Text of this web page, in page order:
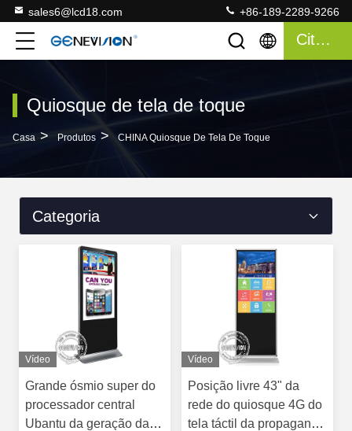
sales6@lcd18.com +86-189-2289-9266
Citações
Quiosque de tela de toque
Casa > Produtos > CHINA Quiosque De Tela De Toque
Categoria
Vídeo
Grande ósmio super do
processador central
Ubantu da geração da
Vídeo
Posição livre 43" da
rede do quiosque 4G do
tela táctil da propaganda